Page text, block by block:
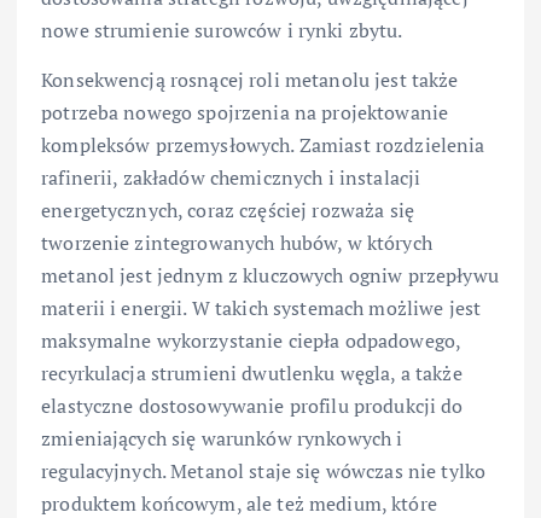
nowe strumienie surowców i rynki zbytu.
Konsekwencją rosnącej roli metanolu jest także
potrzeba nowego spojrzenia na projektowanie
kompleksów przemysłowych. Zamiast rozdzielenia
rafinerii, zakładów chemicznych i instalacji
energetycznych, coraz częściej rozważa się
tworzenie zintegrowanych hubów, w których
metanol jest jednym z kluczowych ogniw przepływu
materii i energii. W takich systemach możliwe jest
maksymalne wykorzystanie ciepła odpadowego,
recyrkulacja strumieni dwutlenku węgla, a także
elastyczne dostosowywanie profilu produkcji do
zmieniających się warunków rynkowych i
regulacyjnych. Metanol staje się wówczas nie tylko
produktem końcowym, ale też medium, które